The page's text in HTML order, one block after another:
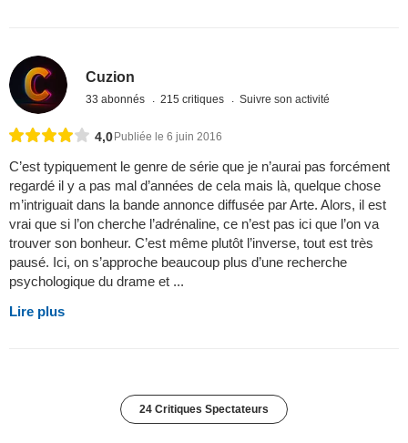
Cuzion
33 abonnés 215 critiques Suivre son activité
4,0 Publiée le 6 juin 2016
C’est typiquement le genre de série que je n’aurai pas forcément
regardé il y a pas mal d’années de cela mais là, quelque chose
m’intriguait dans la bande annonce diffusée par Arte. Alors, il est
vrai que si l’on cherche l’adrénaline, ce n’est pas ici que l’on va
trouver son bonheur. C’est même plutôt l’inverse, tout est très
pausé. Ici, on s’approche beaucoup plus d’une recherche
psychologique du drame et ...
Lire plus
24 Critiques Spectateurs